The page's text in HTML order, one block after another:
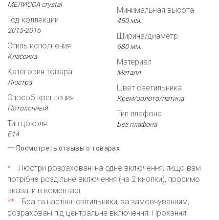
МЕЛИССА crystal
Год коллекции
2015-2016
Стиль исполнения
Классика
Категория товара
Люстра
Способ крепления
Потолочный
Тип цоколя
Е14
Минимальная высота
450 мм.
Ширина/диаметр
680 мм.
Материал
Металл
Цвет светильника
Крем/золото/патина
Тип плафона
Без плафона
Посмотреть отзывы о товарах
*
Люстри розраховані на одне включення, якщо вам
потрібне роздільне включення (на 2 кнопки), просимо
вказати в коментарі.
**
Бра та настінні світильники, за замовчуванням,
розраховані під центральне включення. Прохання